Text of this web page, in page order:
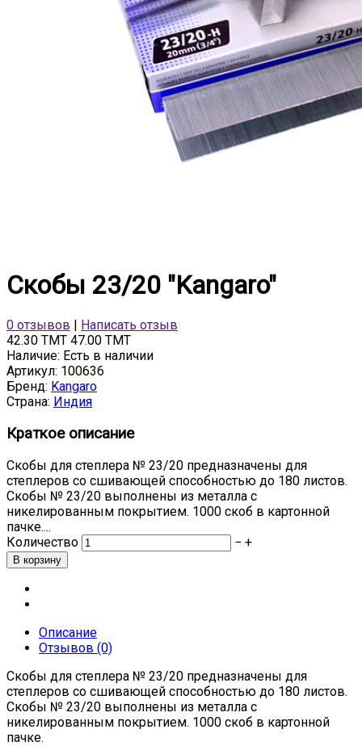
Скобы 23/20 "Kangaro"
0 отзывов
Написать отзыв
42.30 TMT 47.00 TMT
Наличие: Есть в наличии
Артикул: 100636
Бренд: Kangaro
Страна: Индия
Краткое описание
Скобы для степлера № 23/20 предназначены для
степлеров со сшивающей способностью до 180 листов.
Скобы № 23/20 выполнены из металла с
никелированным покрытием. 1000 скоб в картонной
пачке....
Количество
− +
Описание
Отзывов (0)
Скобы для степлера № 23/20 предназначены для
степлеров со сшивающей способностью до 180 листов.
Скобы № 23/20 выполнены из металла с
никелированным покрытием. 1000 скоб в картонной
пачке.